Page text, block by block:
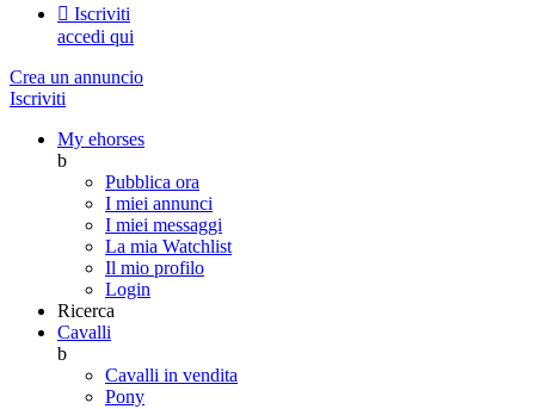
 Iscriviti
accedi qui
Crea un annuncio
Iscriviti
My ehorses
b
Pubblica ora
I miei annunci
I miei messaggi
La mia Watchlist
Il mio profilo
Login
Ricerca
Cavalli
b
Cavalli in vendita
Pony